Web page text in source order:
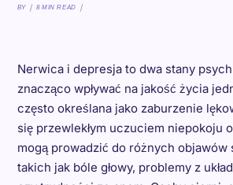
BY 8 MIN READ
Nerwica i depresja to dwa stany
znacząco wpływać na jakość życia
często określana jako zaburzenie
się przewlekłym uczuciem niepokoju
mogą prowadzić do różnych objawów
takich jak bóle głowy, problemy z